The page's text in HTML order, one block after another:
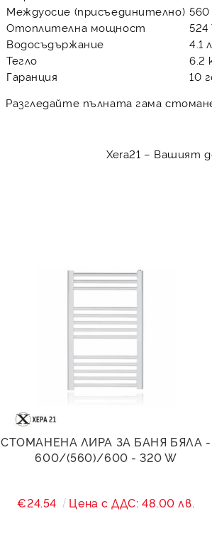
Междуосие (присъединително)
Отоплителна мощност
524
Водосъдържание
4.1
Тегло
6.2
Гаранция
10
Разгледайте пълната гама
Xera21 – Вашият
СТОМАНЕНА ЛИРА ЗА БАНЯ БЯЛА -
600/(560)/600 - 320 W
€24.54 Цена с ДДС: 48.00 лв.